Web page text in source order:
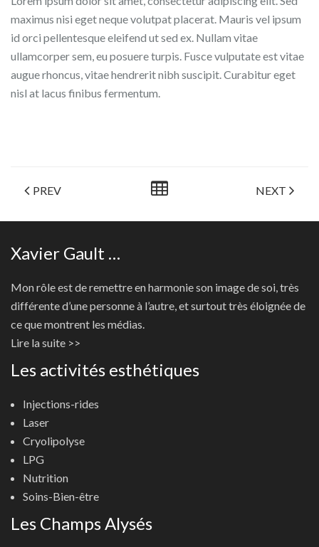
maximus nisi eget neque volutpat placerat. Mauris vel ipsum
id orci pellentesque eleifend ut sed ex. Nullam vitae
ullamcorper sem, eu posuere turpis. Fusce vulputate est vitae
augue rhoncus, vitae hendrerit nibh suscipit. Curabitur eget
nisl at lacus finibus fermentum.
PREV NEXT
Xavier Gault …
Mon rôle est de remettre en harmonie son image de soi, très
différente d’une personne à l’autre, et surtout très éloignée de
ce que montrent les médias.
Lire la suite >>
Les activités esthétiques
Injections-rides
Laser
Cryolipolyse
LPG
Nutrition
Soins-Bien-être
Les Champs Alysés